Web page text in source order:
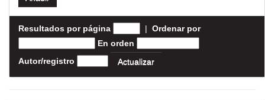
Resultados por página | Ordenar por
En orden
Autor/registro